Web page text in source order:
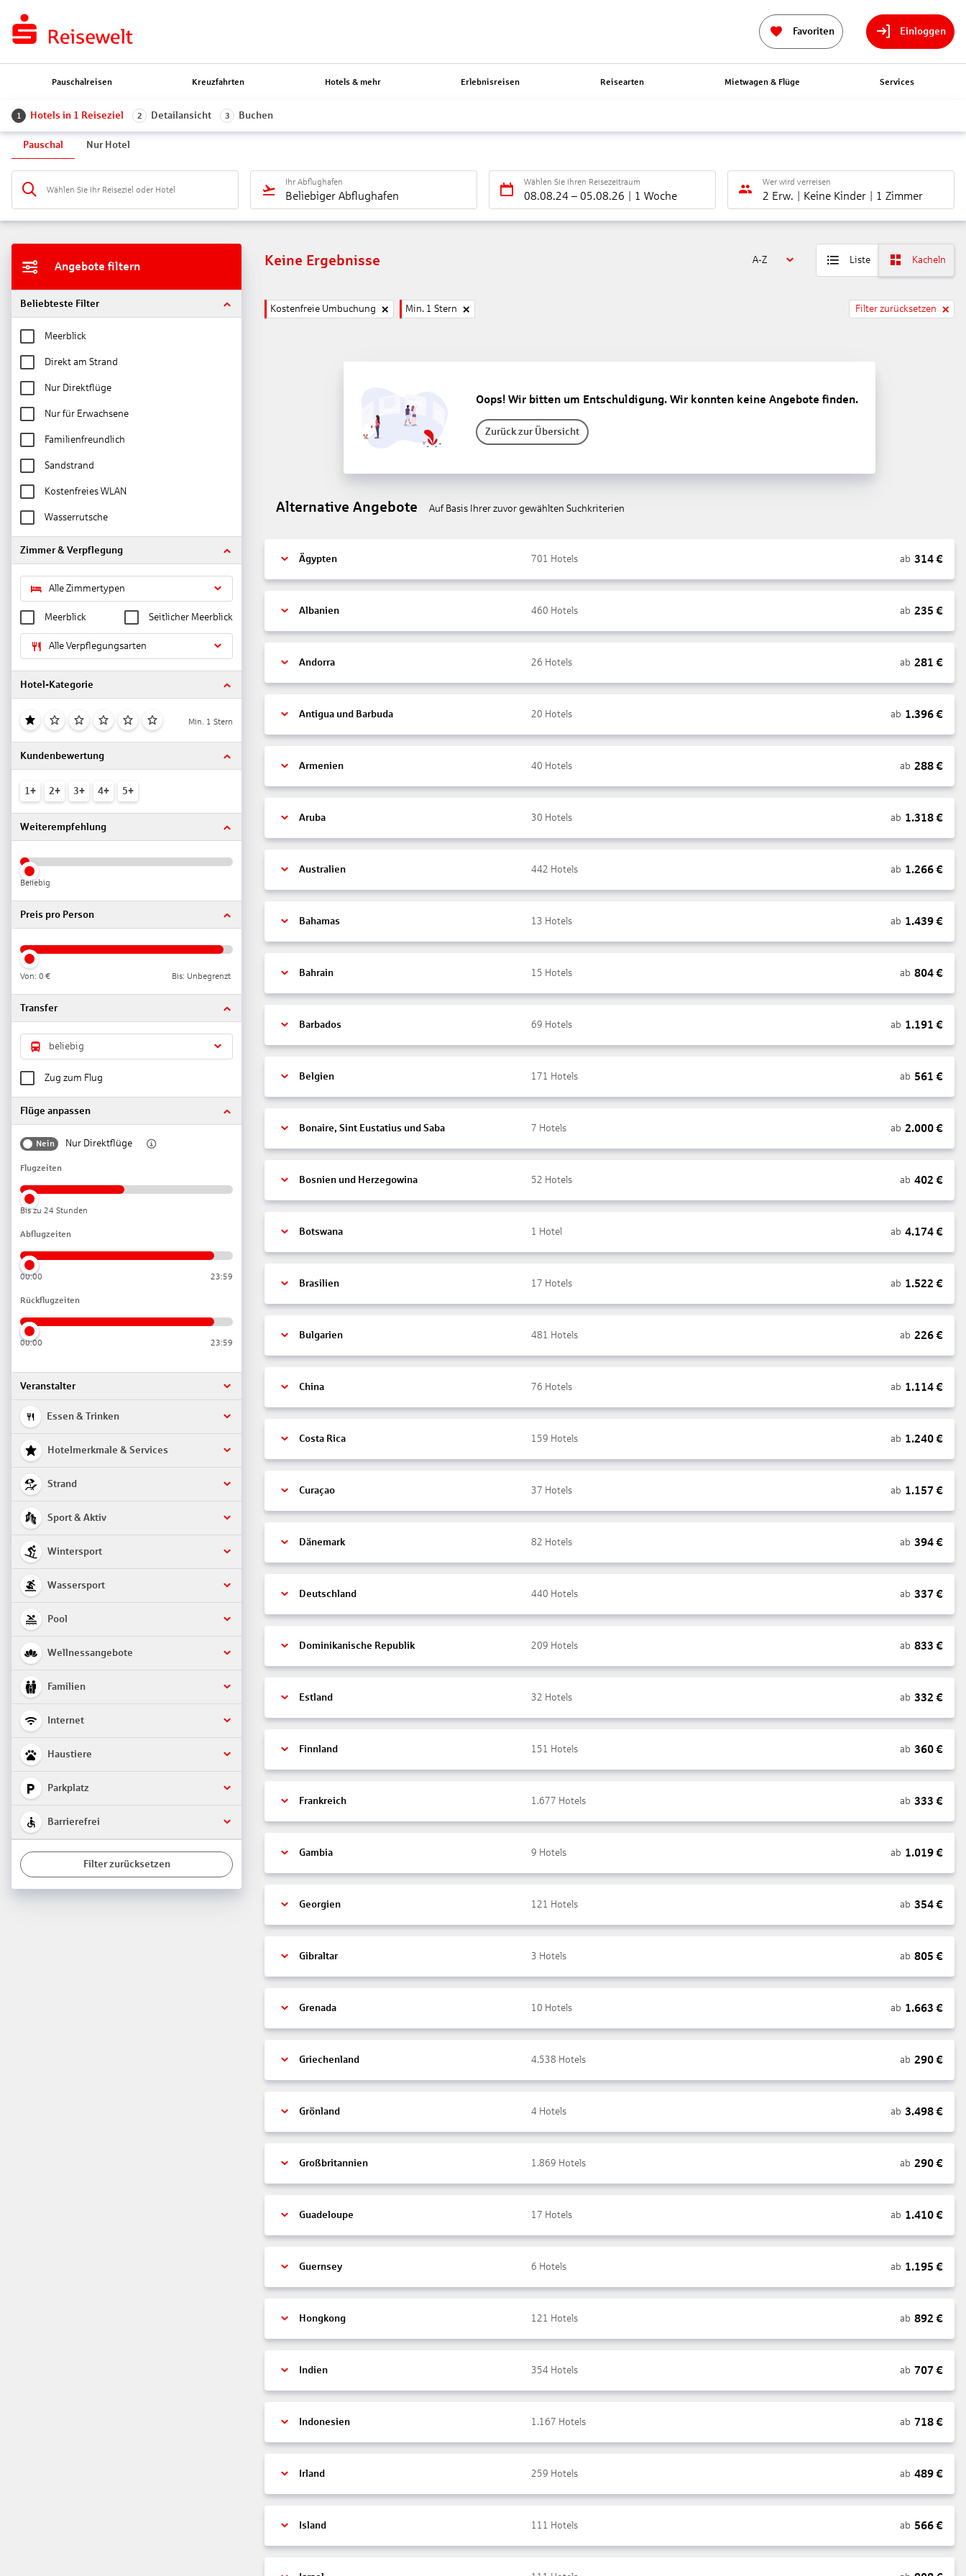
Favoriten Einloggen
Pauschalreisen Kreuzfahrten Hotels & mehr Erlebnisreisen Reisearten Mietwagen & Flüge Services
1 Hotels in 1 Reiseziel 2 Detailansicht 3 Buchen
Pauschal Nur Hotel
Wählen Sie Ihr Reiseziel oder Hotel
Ihr Abflughafen
Beliebiger Abflughafen
Wählen Sie Ihren Reisezeitraum
08.08.24 – 05.08.26 1 Woche
Wer wird verreisen
2 Erw. Keine Kinder 1 Zimmer
Angebote filtern
Beliebteste Filter
Meerblick
Direkt am Strand
Nur Direktflüge
Nur für Erwachsene
Familienfreundlich
Sandstrand
Kostenfreies WLAN
Wasserrutsche
Zimmer & Verpflegung
Alle Zimmertypen
Meerblick Seitlicher Meerblick
Alle Verpflegungsarten
Hotel-Kategorie
Min. 1 Stern
Kundenbewertung
1+ 2+ 3+ 4+ 5+
Weiterempfehlung
Beliebig
Preis pro Person
Von: 0 € Bis: Unbegrenzt
Transfer
beliebig
Zug zum Flug
Flüge anpassen
Nein Nur Direktflüge
Flugzeiten
Bis zu 24 Stunden
Abflugzeiten
00:00 23:59
Rückflugzeiten
00:00 23:59
Veranstalter
Essen & Trinken
Hotelmerkmale & Services
Strand
Sport & Aktiv
Wintersport
Wassersport
Pool
Wellnessangebote
Familien
Internet
Haustiere
Parkplatz
Barrierefrei
Filter zurücksetzen
Keine Ergebnisse A-Z Liste Kacheln
Kostenfreie Umbuchung Min. 1 Stern Filter zurücksetzen
Oops! Wir bitten um Entschuldigung. Wir konnten keine Angebote finden.
Zurück zur Übersicht
Alternative Angebote Auf Basis Ihrer zuvor gewählten Suchkriterien
Ägypten 701 Hotels ab 314€
Albanien 460 Hotels ab 235 €
Andorra 26 Hotels ab 281 €
Antigua und Barbuda 20 Hotels ab 1.396€
Armenien 40 Hotels ab 288€
Aruba 30 Hotels ab 1.318€
Australien 442 Hotels ab 1.266€
Bahamas 13 Hotels ab 1.439€
Bahrain 15 Hotels ab 804€
Barbados 69 Hotels ab 1.191 €
Belgien 171 Hotels ab 561 €
Bonaire, Sint Eustatius und Saba 7 Hotels ab 2.000€
Bosnien und Herzegowina 52 Hotels ab 402 €
Botswana 1 Hotel ab 4.174€
Brasilien 17 Hotels ab 1.522 €
Bulgarien 481 Hotels ab 226€
China 76 Hotels ab 1.114€
Costa Rica 159 Hotels ab 1.240€
Curaçao 37 Hotels ab 1.157 €
Dänemark 82 Hotels ab 394€
Deutschland 440 Hotels ab 337 €
Dominikanische Republik 209 Hotels ab 833 €
Estland 32 Hotels ab 332 €
Finnland 151 Hotels ab 360€
Frankreich 1.677 Hotels ab 333 €
Gambia 9 Hotels ab 1.019€
Georgien 121 Hotels ab 354€
Gibraltar 3 Hotels ab 805 €
Grenada 10 Hotels ab 1.663 €
Griechenland 4.538 Hotels ab 290€
Grönland 4 Hotels ab 3.498€
Großbritannien 1.869 Hotels ab 290€
Guadeloupe 17 Hotels ab 1.410€
Guernsey 6 Hotels ab 1.195 €
Hongkong 121 Hotels ab 892 €
Indien 354 Hotels ab 707 €
Indonesien 1.167 Hotels ab 718€
Irland 259 Hotels ab 489€
Island 111 Hotels ab 566€